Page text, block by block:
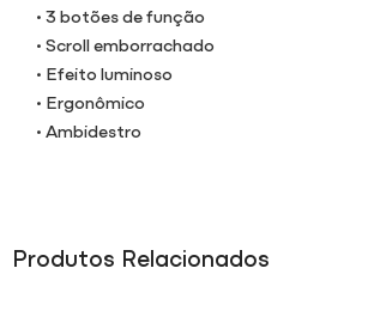
• 3 botões de função
• Scroll emborrachado
• Efeito luminoso
• Ergonômico
• Ambidestro
Produtos Relacionados